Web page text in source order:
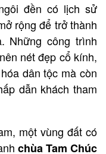
đền có lịch sử
rộng để trở thành
Những công trình
nét đẹp cổ kính,
dân tộc mà còn
dẫn khách tham
một vùng đất có
chùa Tam Chúc